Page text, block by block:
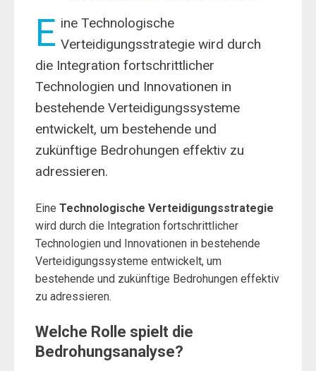
E ine Technologische
Verteidigungsstrategie wird durch
die Integration fortschrittlicher
Technologien und Innovationen in
bestehende Verteidigungssysteme
entwickelt, um bestehende und
zukünftige Bedrohungen effektiv zu
adressieren.
Eine Technologische Verteidigungsstrategie
wird durch die Integration fortschrittlicher
Technologien und Innovationen in bestehende
Verteidigungssysteme entwickelt, um
bestehende und zukünftige Bedrohungen effektiv
zu adressieren.
Welche Rolle spielt die
Bedrohungsanalyse?